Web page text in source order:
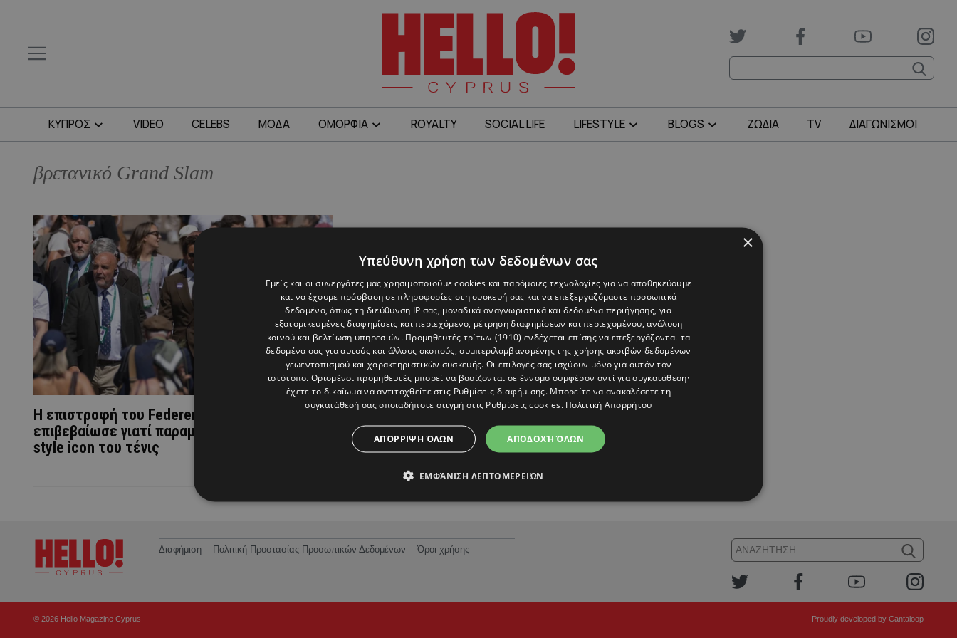
ΚΥΠΡΟΣ VIDEO CELEBS ΜΟΔΑ ΟΜΟΡΦΙΑ ROYALTY SOCIAL LIFE LIFESTYLE BLOGS ΖΩΔΙΑ TV ΔΙΑΓΩΝΙΣΜΟΙ
βρετανικό Grand Slam
Η επιστροφή του Federer στο Wimbledon
επιβεβαίωσε γιατί παραμένει το απόλυτο
style icon του τένις
Διαφήμιση Πολιτική Προστασίας Προσωπικών Δεδομένων Όροι χρήσης
© 2026 Hello Magazine Cyprus Proudly developed by Cantaloop
×
Υπεύθυνη χρήση των δεδομένων σας
Εμείς και οι συνεργάτες μας χρησιμοποιούμε cookies και παρόμοιες τεχνολογίες για να αποθηκεύουμε
και να έχουμε πρόσβαση σε πληροφορίες στη συσκευή σας και να επεξεργαζόμαστε προσωπικά
δεδομένα, όπως τη διεύθυνση IP σας, μοναδικά αναγνωριστικά και δεδομένα περιήγησης, για
εξατομικευμένες διαφημίσεις και περιεχόμενο, μέτρηση διαφημίσεων και περιεχομένου, ανάλυση
κοινού και βελτίωση υπηρεσιών. Προμηθευτές τρίτων (1910) ενδέχεται επίσης να επεξεργάζονται τα
δεδομένα σας για αυτούς και άλλους σκοπούς, συμπεριλαμβανομένης της χρήσης ακριβών δεδομένων
γεωεντοπισμού και χαρακτηριστικών συσκευής. Οι επιλογές σας ισχύουν μόνο για αυτόν τον
ιστότοπο. Ορισμένοι προμηθευτές μπορεί να βασίζονται σε έννομο συμφέρον αντί για συγκατάθεση·
έχετε το δικαίωμα να αντιταχθείτε στις Ρυθμίσεις διαφήμισης. Μπορείτε να ανακαλέσετε τη
συγκατάθεσή σας οποιαδήποτε στιγμή στις Ρυθμίσεις cookies. Πολιτική Απορρήτου
ΑΠΟΔΟΧΉ ΌΛΩΝ
ΑΠΌΡΡΙΨΗ ΌΛΩΝ
ΕΜΦΆΝΙΣΗ ΛΕΠΤΟΜΕΡΕΙΏΝ